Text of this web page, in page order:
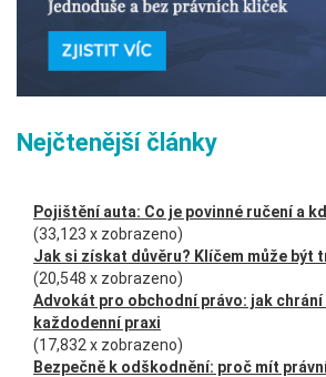
Nejčtenější články
Pojištění auta: Co je povinné ručení a
(33,123 x zobrazeno)
Jak si získat důvěru? Klíčem může být
(20,548 x zobrazeno)
Advokát pro obchodní právo: jak
každodenní praxi
(17,832 x zobrazeno)
Bezpečně k odškodnění: proč mít